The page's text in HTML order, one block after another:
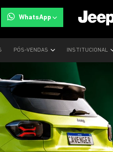
WhatsApp
PÓS-VENDAS INSTITUCIONAL